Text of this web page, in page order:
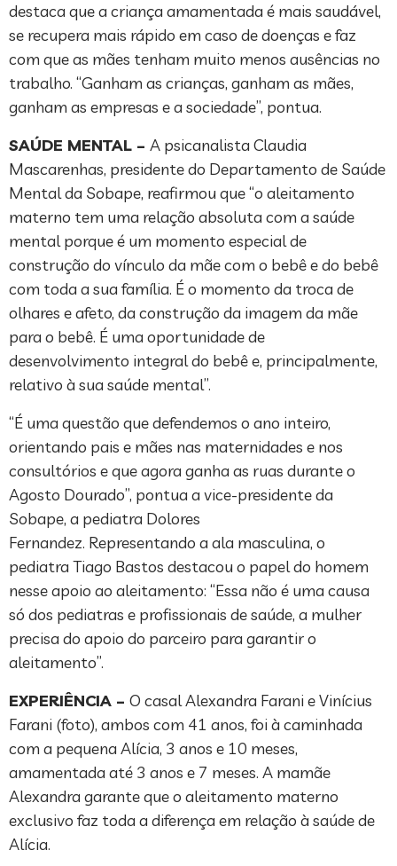
destaca que a criança amamentada é mais saudável,
se recupera mais rápido em caso de doenças e faz
com que as mães tenham muito menos ausências no
trabalho. “Ganham as crianças, ganham as mães,
ganham as empresas e a sociedade”, pontua.
SAÚDE MENTAL – A psicanalista Claudia
Mascarenhas, presidente do Departamento de Saúde
Mental da Sobape, reafirmou que “o aleitamento
materno tem uma relação absoluta com a saúde
mental porque é um momento especial de
construção do vínculo da mãe com o bebê e do bebê
com toda a sua família. É o momento da troca de
olhares e afeto, da construção da imagem da mãe
para o bebê. É uma oportunidade de
desenvolvimento integral do bebê e, principalmente,
relativo à sua saúde mental”.
“É uma questão que defendemos o ano inteiro,
orientando pais e mães nas maternidades e nos
consultórios e que agora ganha as ruas durante o
Agosto Dourado”, pontua a vice-presidente da
Sobape, a pediatra Dolores
Fernandez. Representando a ala masculina, o
pediatra Tiago Bastos destacou o papel do homem
nesse apoio ao aleitamento: “Essa não é uma causa
só dos pediatras e profissionais de saúde, a mulher
precisa do apoio do parceiro para garantir o
aleitamento”.
EXPERIÊNCIA – O casal Alexandra Farani e Vinícius
Farani (foto), ambos com 41 anos, foi à caminhada
com a pequena Alícia, 3 anos e 10 meses,
amamentada até 3 anos e 7 meses. A mamãe
Alexandra garante que o aleitamento materno
exclusivo faz toda a diferença em relação à saúde de
Alícia.